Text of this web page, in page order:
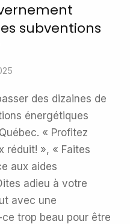
subventions
des dizaines de
énergétiques
« Profitez
réduit! », « Faites
aux aides
adieu à votre
avec une
trop beau pour être